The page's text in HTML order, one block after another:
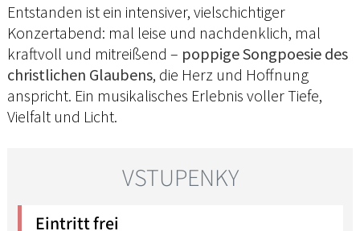
Entstanden ist ein intensiver, vielschichtiger
Konzertabend: mal leise und nachdenklich, mal
kraftvoll und mitreißend – poppige Songpoesie des
christlichen Glaubens, die Herz und Hoffnung
anspricht. Ein musikalisches Erlebnis voller Tiefe,
Vielfalt und Licht.